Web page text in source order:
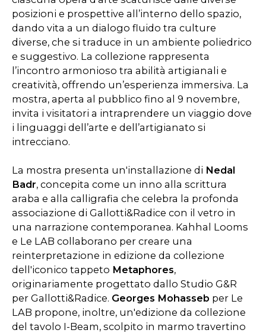
posizioni e prospettive all’interno dello spazio,
dando vita a un dialogo fluido tra culture
diverse, che si traduce in un ambiente poliedrico
e suggestivo. La collezione rappresenta
l’incontro armonioso tra abilità artigianali e
creatività, offrendo un’esperienza immersiva. La
mostra, aperta al pubblico fino al 9 novembre,
invita i visitatori a intraprendere un viaggio dove
i linguaggi dell’arte e dell’artigianato si
intrecciano.
La mostra presenta un'installazione di Nedal
Badr, concepita come un inno alla scrittura
araba e alla calligrafia che celebra la profonda
associazione di Gallotti&Radice con il vetro in
una narrazione contemporanea. Kahhal Looms
e Le LAB collaborano per creare una
reinterpretazione in edizione da collezione
dell'iconico tappeto Metaphores,
originariamente progettato dallo Studio G&R
per Gallotti&Radice. Georges Mohasseb per Le
LAB propone, inoltre, un'edizione da collezione
del tavolo I-Beam, scolpito in marmo travertino